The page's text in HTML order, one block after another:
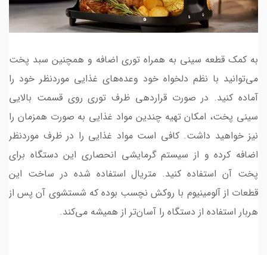
به کمک قطعه سینی به همراه توری اضافه و همچنین سبد پخت
می‌توانید با نظم دلخواه خود وعده‌های غذایی موردنظر خود را
آماده کنید. در صورت قراردهی ظرف توری روی قسمت بالایی
سینی پخت، امکان تهیه چندین مواد غذایی به صورت همزمان را
نیز خواهید داشت. کافی است مواد غذایی را در ظرف موردنظر
اضافه کرده و از سیستم گرمایشی انحصاری این دستگاه برای
پخت آن استفاده کنید. متریال استفاده شده در ساخت این
قطعات از آلومینیوم با روکش نچسب بوده که شستشوی آن پس از
هربار استفاده از دستگاه را آسان‌تر از همیشه می‌کند.